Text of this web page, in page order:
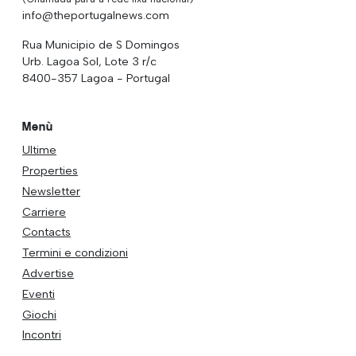
info@theportugalnews.com
Rua Municipio de S Domingos
Urb. Lagoa Sol, Lote 3 r/c
8400-357 Lagoa - Portugal
Menù
Ultime
Properties
Newsletter
Carriere
Contacts
Termini e condizioni
Advertise
Eventi
Giochi
Incontri